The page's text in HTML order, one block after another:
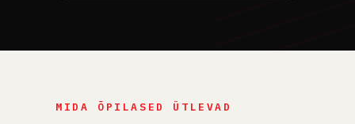
MIDA ÕPILASED ÜTLEVAD